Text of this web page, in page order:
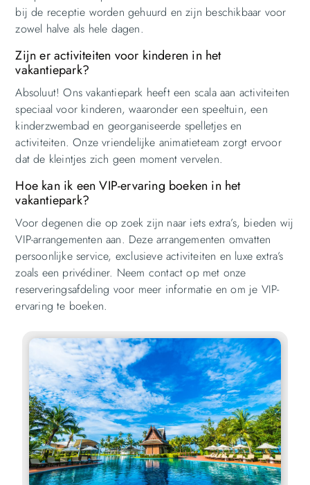
bij de receptie worden gehuurd en zijn beschikbaar voor
zowel halve als hele dagen.
Zijn er activiteiten voor kinderen in het
vakantiepark?
Absoluut! Ons vakantiepark heeft een scala aan activiteiten
speciaal voor kinderen, waaronder een speeltuin, een
kinderzwembad en georganiseerde spelletjes en
activiteiten. Onze vriendelijke animatieteam zorgt ervoor
dat de kleintjes zich geen moment vervelen.
Hoe kan ik een VIP-ervaring boeken in het
vakantiepark?
Voor degenen die op zoek zijn naar iets extra’s, bieden wij
VIP-arrangementen aan. Deze arrangementen omvatten
persoonlijke service, exclusieve activiteiten en luxe extra’s
zoals een privédiner. Neem contact op met onze
reserveringsafdeling voor meer informatie en om je VIP-
ervaring te boeken.